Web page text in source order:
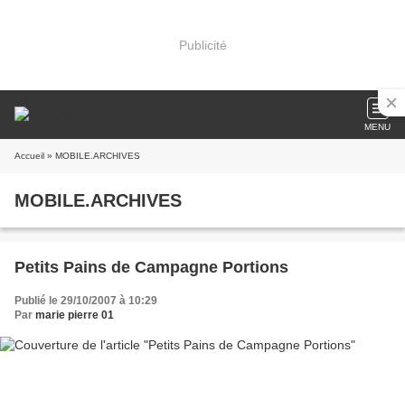
Publicité
MENU
Accueil » MOBILE.ARCHIVES
MOBILE.ARCHIVES
Petits Pains de Campagne Portions
Publié le 29/10/2007 à 10:29
Par marie pierre 01